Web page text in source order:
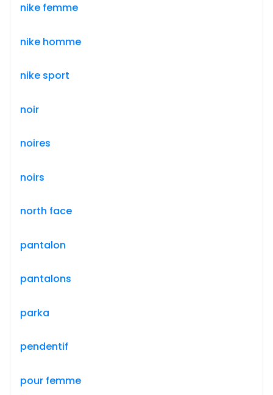
nike femme
nike homme
nike sport
noir
noires
noirs
north face
pantalon
pantalons
parka
pendentif
pour femme